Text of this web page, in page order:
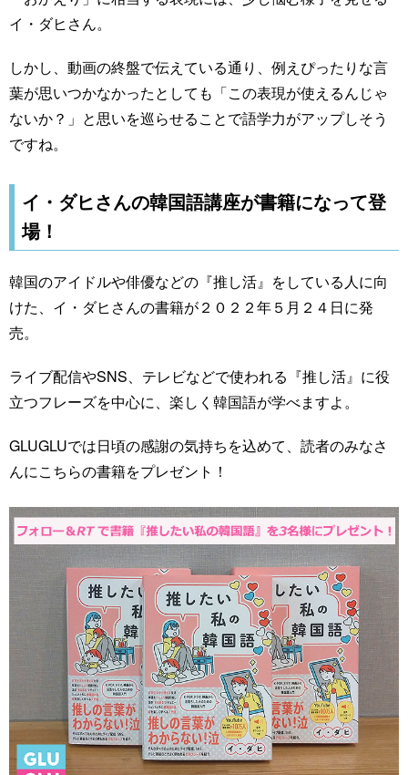
イ・ダヒさん。
しかし、動画の終盤で伝えている通り、例えぴったりな言
葉が思いつかなかったとしても「この表現が使えるんじゃ
ないか？」と思いを巡らせることで語学力がアップしそう
ですね。
イ・ダヒさんの韓国語講座が書籍になって登
場！
韓国のアイドルや俳優などの『推し活』をしている人に向
けた、イ・ダヒさんの書籍が２０２２年５月２４日に発
売。
ライブ配信やSNS、テレビなどで使われる『推し活』に役
立つフレーズを中心に、楽しく韓国語が学べますよ。
GLUGLUでは日頃の感謝の気持ちを込めて、読者のみなさ
んにこちらの書籍をプレゼント！